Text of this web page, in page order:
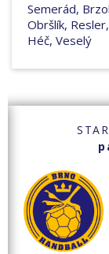
Semerád,
Obršlík,
Héč, Veselý